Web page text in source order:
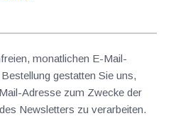
monatlichen E-Mail-
gestatten Sie uns,
Adresse zum Zwecke der
Newsletters zu verarbeiten.